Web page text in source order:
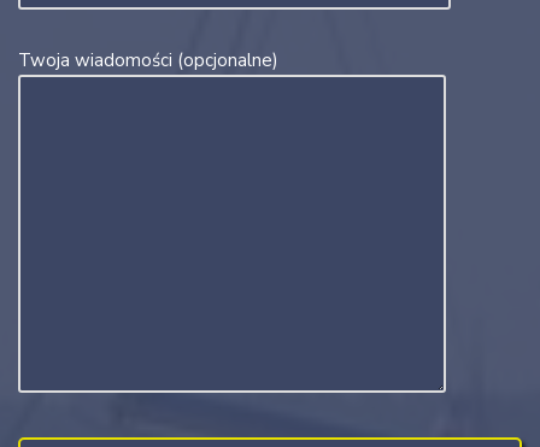
Twoja wiadomości (opcjonalne)